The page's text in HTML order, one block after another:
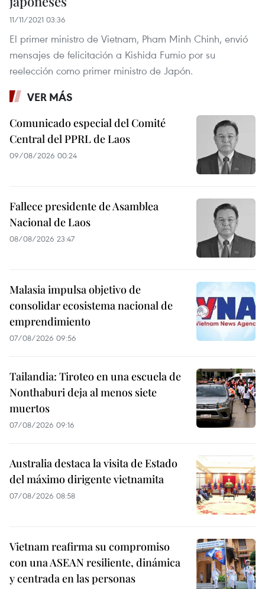
11/11/2021 03:36
El primer ministro de Vietnam, Pham Minh Chinh, envió
mensajes de felicitación a Kishida Fumio por su
reelección como primer ministro de Japón.
VER MÁS
Comunicado especial del Comité
Central del PPRL de Laos
09/08/2026 00:24
Fallece presidente de Asamblea
Nacional de Laos
08/08/2026 23:47
Malasia impulsa objetivo de
consolidar ecosistema nacional de
emprendimiento
07/08/2026 09:56
Tailandia: Tiroteo en una escuela de
Nonthaburi deja al menos siete
muertos
07/08/2026 09:16
Australia destaca la visita de Estado
del máximo dirigente vietnamita
07/08/2026 08:58
Vietnam reafirma su compromiso
con una ASEAN resiliente, dinámica
y centrada en las personas